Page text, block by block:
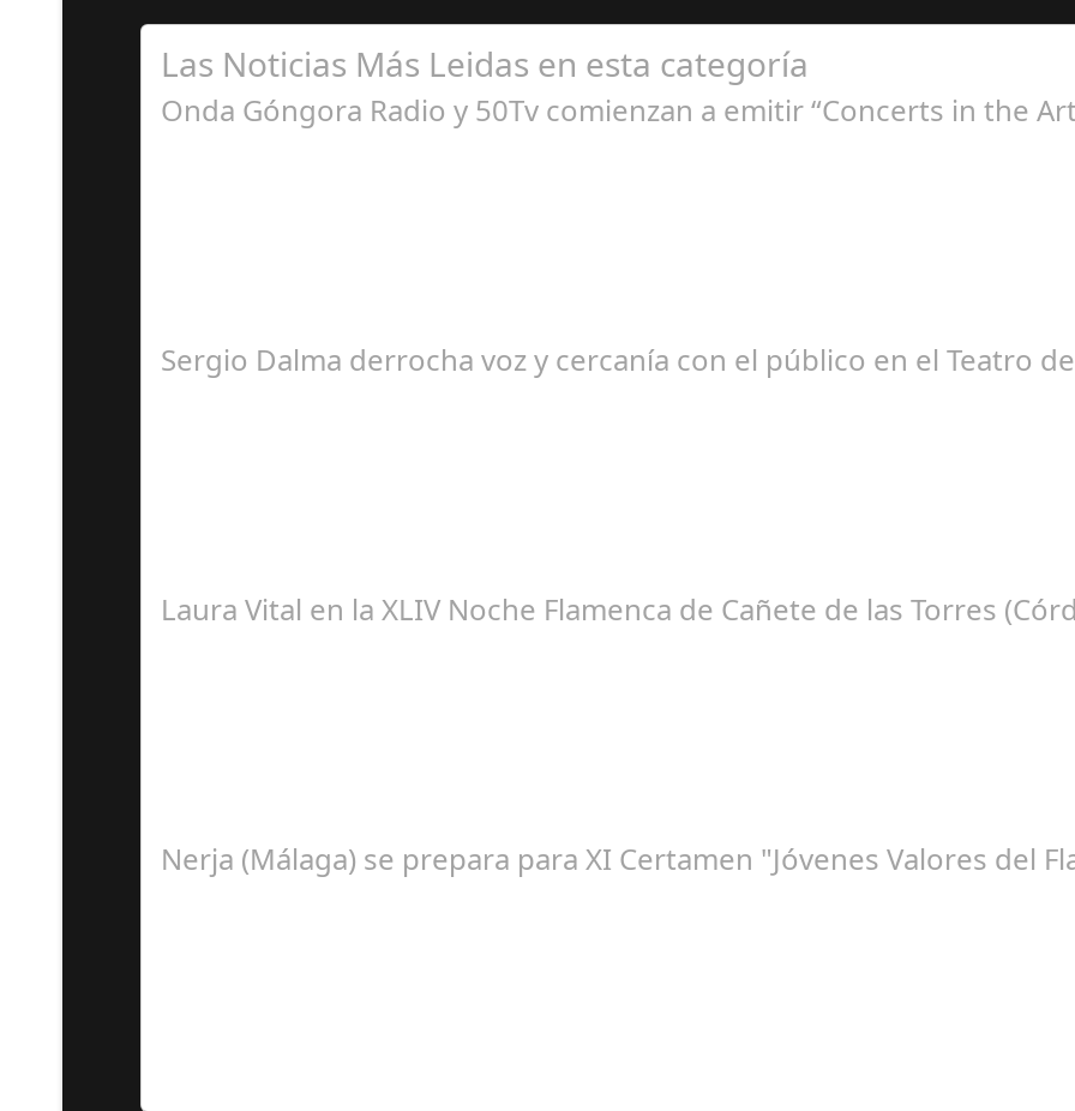
Las Noticias Más Leidas en esta categoría
Onda Góngora Radio y 50Tv comienzan a emitir “Concerts in the
Sergio Dalma derrocha voz y cercanía con el público en el Teatro
Laura Vital en la XLIV Noche Flamenca de Cañete de las Torres
Nerja (Málaga) se prepara para XI Certamen "Jóvenes Valores del